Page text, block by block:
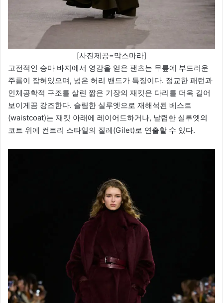
[사진제공=막스마라]
고전적인 승마 바지에서 영감을 얻은 팬츠는 무릎에 부드러운
주름이 잡혀있으며, 넓은 허리 밴드가 특징이다. 정교한 패턴과
인체공학적 구조를 살린 짧은 기장의 재킷은 다리를 더욱 길어
보이게끔 강조한다. 슬림한 실루엣으로 재해석된 베스트
(waistcoat)는 재킷 아래에 레이어드하거나, 날렵한 실루엣의
코트 위에 컨트리 스타일의 질레(Gilet)로 연출할 수 있다.